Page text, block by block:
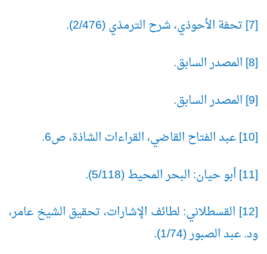
[7] تحفة الأحوذي، شرح الترمذي (2/476).
[8] المصدر السابق.
[9] المصدر السابق.
[10] عبد الفتاح القاضي، القراءات الشاذة، ص6.
[11] أبو حيان: البحر المحيط (5/118).
[12] القسطلاني: لطائف الإشارات، تحقيق الشيخ عامر،
ود. عبد الصبور (1/74).